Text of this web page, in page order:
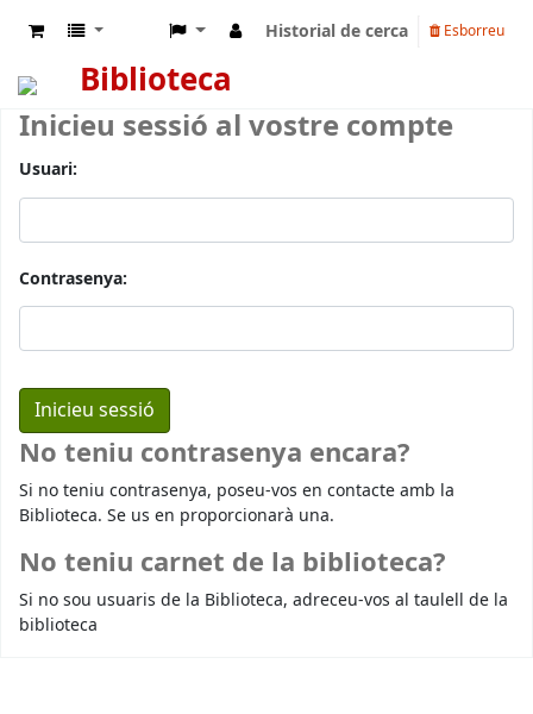
Historial de cerca Esborreu
Biblioteca
Inicieu sessió al vostre compte
Usuari:
Contrasenya:
No teniu contrasenya encara?
Si no teniu contrasenya, poseu-vos en contacte amb la
Biblioteca. Se us en proporcionarà una.
No teniu carnet de la biblioteca?
Si no sou usuaris de la Biblioteca, adreceu-vos al taulell de la
biblioteca